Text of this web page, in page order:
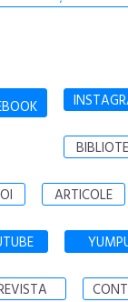
ARTICOLE